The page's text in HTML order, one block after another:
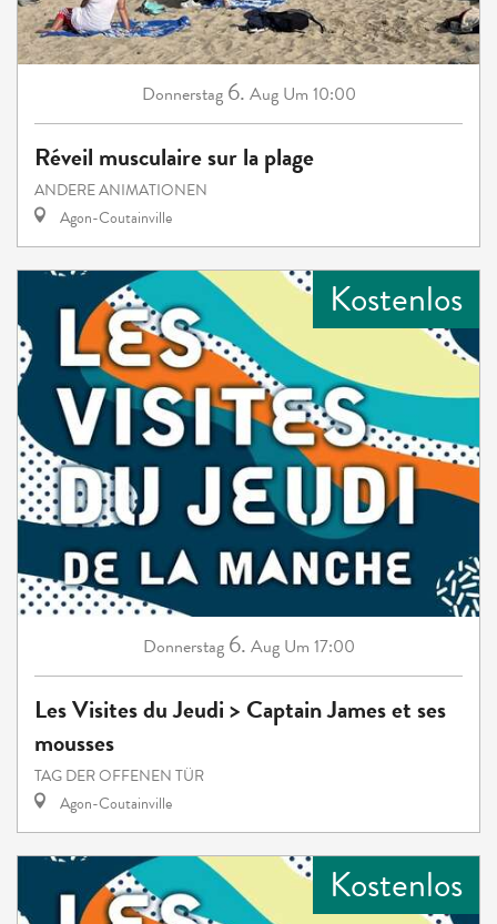
Donnerstag 6. Aug Um 10:00
Réveil musculaire sur la plage
ANDERE ANIMATIONEN
Agon-Coutainville
Kostenlos
Donnerstag 6. Aug Um 17:00
Les Visites du Jeudi > Captain James et ses
mousses
TAG DER OFFENEN TÜR
Agon-Coutainville
Kostenlos